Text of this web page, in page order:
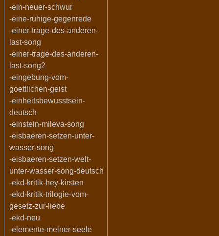
-ein-neuer-schwur
-eine-ruhige-gegenrede
-einer-trage-des-anderen-
last-song
-einer-trage-des-anderen-
last-song2
-eingebung-vom-
goettlichen-geist
-einheitsbewusstsein-
deutsch
-einstein-mileva-song
-eisbaeren-setzen-unter-
wasser-song
-eisbaeren-setzen-welt-
unter-wasser-song-deutsch
-ekd-kritik-hey-kirsten
-ekd-kritik-trilogie-vom-
gesetz-zur-liebe
-ekd-neu
-elemente-meiner-seele